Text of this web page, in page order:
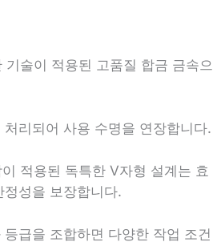
술이 적용된 고품질 합금 금속으
리되어 사용 수명을 연장합니다.
적용된 독특한 V자형 설계는 효
성을 보장합니다.
급을 조합하면 다양한 작업 조건